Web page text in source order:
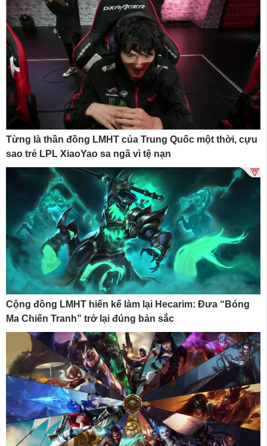
Từng là thần đồng LMHT của Trung Quốc một thời, cựu
sao trẻ LPL XiaoYao sa ngã vì tệ nạn
Cộng đồng LMHT hiến kế làm lại Hecarim: Đưa “Bóng
Ma Chiến Tranh” trở lại đúng bản sắc